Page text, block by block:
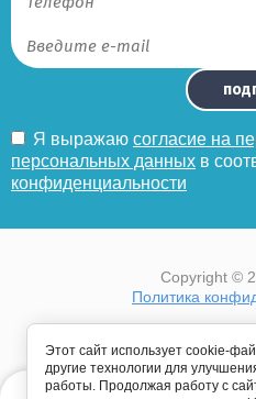
Я выражаю согласие на
персональных данных в
конфиденциальности
Copyright ©
Политика
Этот сайт использует файлы
Этот сайт использует cookie-
другие технологии для
работы. Продолжая работу с